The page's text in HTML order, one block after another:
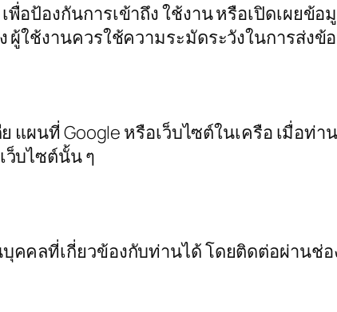
อป้องกันการเข้าถึง ใช้งาน หรือเปิดเผยข้
ผู้ใช้งานควรใช้ความระมัดระวังในการส่ง
แผนที่ Google หรือเว็บไซต์ในเครือ เมื่อท่า
ว็บไซต์นั้น ๆ
คลที่เกี่ยวข้องกับท่านได้ โดยติดต่อผ่านช่อ